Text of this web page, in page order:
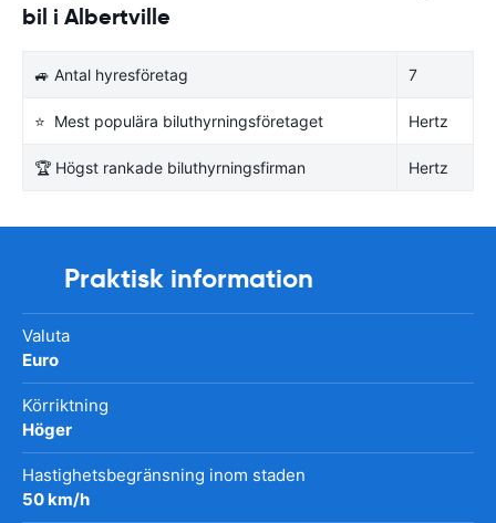
bil i Albertville
🚙 Antal hyresföretag 7
⭐ Mest populära biluthyrningsföretaget Hertz
🏆 Högst rankade biluthyrningsfirman Hertz
Praktisk information
Valuta
Euro
Körriktning
Höger
Hastighetsbegränsning inom staden
50 km/h